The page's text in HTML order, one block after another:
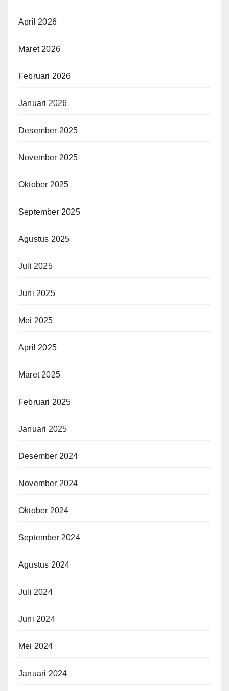
April 2026
Maret 2026
Februari 2026
Januari 2026
Desember 2025
November 2025
Oktober 2025
September 2025
Agustus 2025
Juli 2025
Juni 2025
Mei 2025
April 2025
Maret 2025
Februari 2025
Januari 2025
Desember 2024
November 2024
Oktober 2024
September 2024
Agustus 2024
Juli 2024
Juni 2024
Mei 2024
Januari 2024